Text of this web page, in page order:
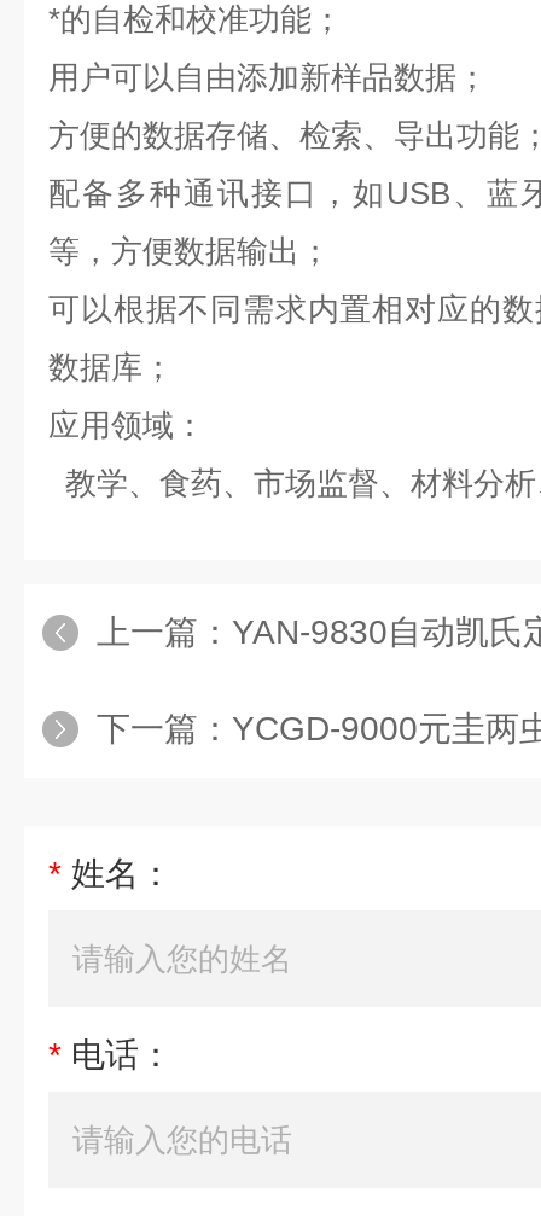
*的自检和校准功能；
用户可以自由添加新样品数据；
方便的数据存储、检索、导出功能
配备多种通讯接口，如USB、蓝
等，方便数据输出；
可以根据不同需求内置相对应的
数据库；
应用领域：
教学、食药、市场监督、材料分
上一篇： YAN-9830自动凯氏
下一篇： YCGD-9000元圭两虫
* 姓名：
* 电话：